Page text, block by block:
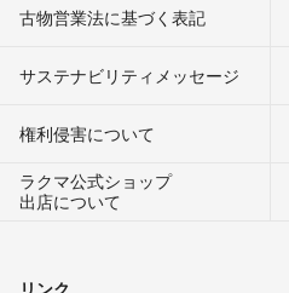
古物営業法に基づく表記
サステナビリティメッセージ
権利侵害について
ラクマ公式ショップ
出店について